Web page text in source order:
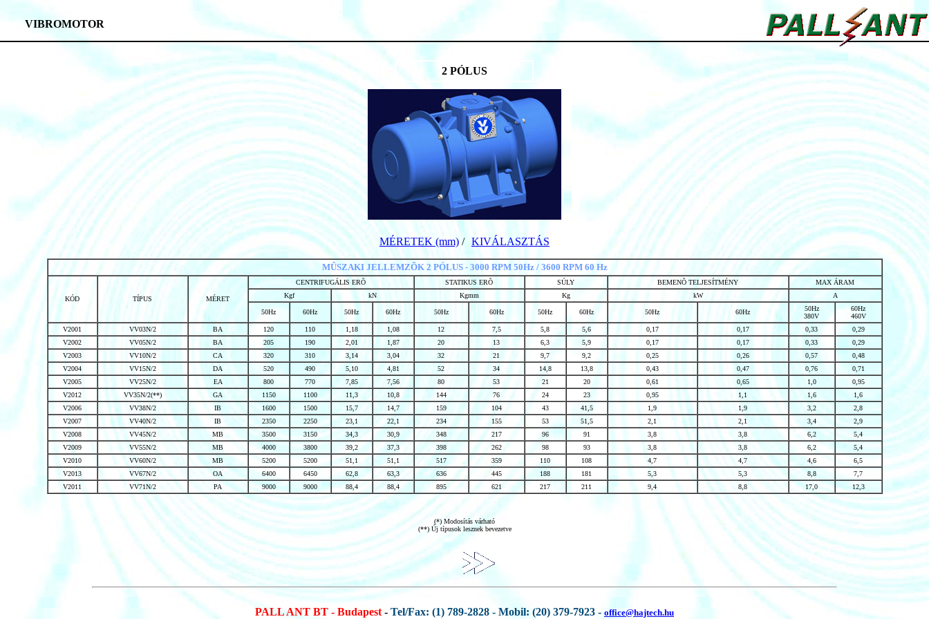
VIBROMOTOR
2 PÓLUS
MÉRETEK (mm) / KIVÁLASZTÁS
MÛSZAKI JELLEMZÕK 2 PÓLUS - 3000 RPM 50Hz / 3600 RPM 60 Hz
KÓD TÍPUS MÉRET
CENTRIFUGÁLIS ERÕ STATIKUS ERÕ SÚLY BEMENÕ TELJESÍTMÉNY
MAX ÁRAM
Kgf
kN Kgmm Kg kW A
50Hz 60Hz 50Hz 60Hz 50Hz 60Hz 50Hz 60Hz 50Hz 60Hz
50Hz
380V
60Hz
460V
V2001
VV03N/2 BA 120 110 1,18 1,08 12 7,5 5,8 5,6 0,17 0,17 0,33
0,29
V2002
VV05N/2 BA 205 190 2,01 1,87 20 13 6,3 5,9 0,17 0,17 0,33
0,29
V2003
VV10N/2 CA 320 310 3,14 3,04 32 21 9,7 9,2 0,25 0,26 0,57
0,48
V2004
VV15N/2 DA 520 490 5,10 4,81 52 34 14,8 13,8 0,43 0,47 0,76
0,71
V2005
VV25N/2 EA 800 770 7,85 7,56 80 53 21 20 0,61 0,65 1,0
0,95
V2012
VV35N/2(**) GA 1150 1100 11,3 10,8 144 76 24 23 0,95 1,1 1,6
1,6
V2006
VV38N/2 IB 1600 1500 15,7 14,7 159 104 43 41,5 1,9 1,9 3,2
2,8
V2007
VV40N/2 IB 2350 2250 23,1 22,1 234 155 53 51,5 2,1 2,1 3,4
2,9
V2008
VV45N/2 MB 3500 3150 34,3 30,9 348 217 96 91 3,8 3,8 6,2
5,4
V2009
VV55N/2 MB 4000 3800 39,2 37,3 398 262 98 93 3,8 3,8 6,2
5,4
V2010
VV60N/2 MB 5200 5200 51,1 51,1 517 359 110 108 4,7 4,7 4,6
6,5
V2013
VV67N/2 OA 6400 6450 62,8 63,3 636 445 188 181 5,3 5,3 8,8
7,7
V2011
VV71N/2 PA 9000 9000 88,4 88,4 895 621 217 211 9,4 8,8 17,0 12,3
(*) Modosítás várható
(**) Új típusok lesznek bevezetve
PALL ANT BT - Budapest - Tel/Fax: (1) 789-2828 - Mobil: (20) 379-7923 - office@hajtech.hu